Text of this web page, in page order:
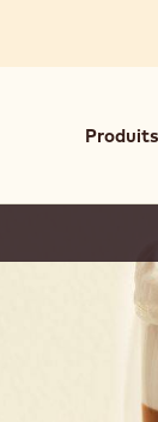
Produits